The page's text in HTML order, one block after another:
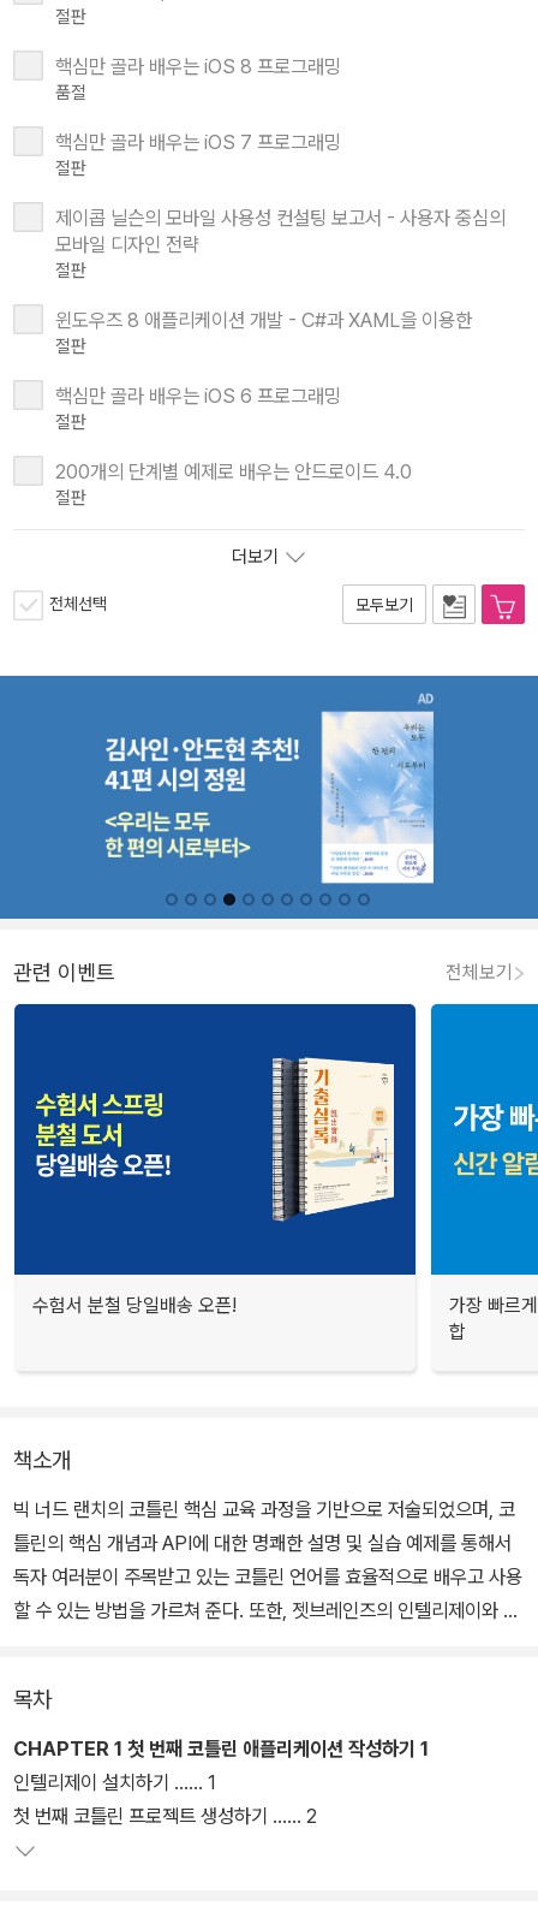
절판
핵심만 골라 배우는 iOS 8 프로그래밍
품절
핵심만 골라 배우는 iOS 7 프로그래밍
절판
제이콥 닐슨의 모바일 사용성 컨설팅 보고서 - 사용자 중심의
모바일 디자인 전략
절판
윈도우즈 8 애플리케이션 개발 - C#과 XAML을 이용한
절판
핵심만 골라 배우는 iOS 6 프로그래밍
절판
200개의 단계별 예제로 배우는 안드로이드 4.0
절판
더보기
전체선택 모두보기
관련 이벤트 전체보기
수험서 분철 당일배송 오픈!
가장 빠르
합
책소개
빅 너드 랜치의 코틀린 핵심 교육 과정을 기반으로 저술되었으며, 코
틀린의 핵심 개념과 API에 대한 명쾌한 설명 및 실습 예제를 통해서
독자 여러분이 주목받고 있는 코틀린 언어를 효율적으로 배우고 사용
할 수 있는 방법을 가르쳐 준다. 또한, 젯브레인즈의 인텔리제이와 안
목차
CHAPTER 1 첫 번째 코틀린 애플리케이션 작성하기 1
인텔리제이 설치하기 ...... 1
첫 번째 코틀린 프로젝트 생성하기 ...... 2